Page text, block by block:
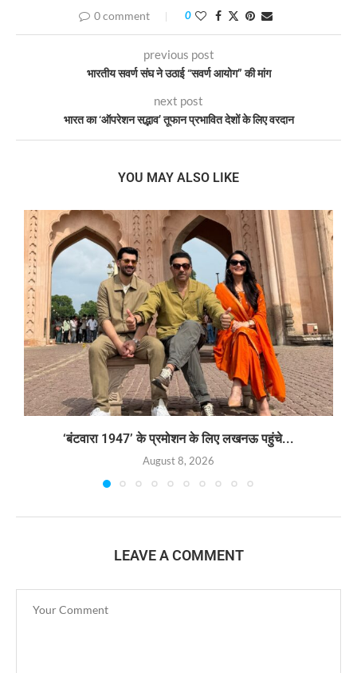
0 comment 0
previous post
भारतीय सवर्ण संघ ने उठाई “सवर्ण आयोग” की मांग
next post
भारत का ‘ऑपरेशन सद्भाव’ तूफान प्रभावित देशों के लिए वरदान
YOU MAY ALSO LIKE
‘बंटवारा 1947’ के प्रमोशन के लिए लखनऊ पहुंचे...
August 8, 2026
LEAVE A COMMENT